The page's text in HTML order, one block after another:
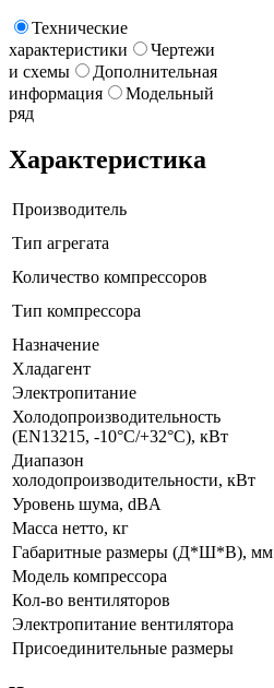
Технические
характеристики
Чертежи
и схемы
Дополнительная
информация
Модельный
ряд
Характеристика
Производитель
Тип агрегата
Количество компрессоров
Тип компрессора
Назначение
Хладагент
Электропитание
Холодопроизводительность
(EN13215, -10°C/+32°C), кВт
Диапазон
холодопроизводительности, кВт
Уровень шума, dBA
Масса нетто, кг
Габаритные размеры (Д*Ш*В), мм
Модель компрессора
Кол-во вентиляторов
Электропитание вентилятора
Присоединительные размеры